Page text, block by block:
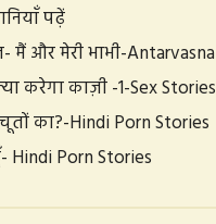
पढ़ें
मैं और मेरी भाभी-Antarvasna
करेगा काज़ी -1-Sex Stories
का?-Hindi Porn Stories
Hindi Porn Stories